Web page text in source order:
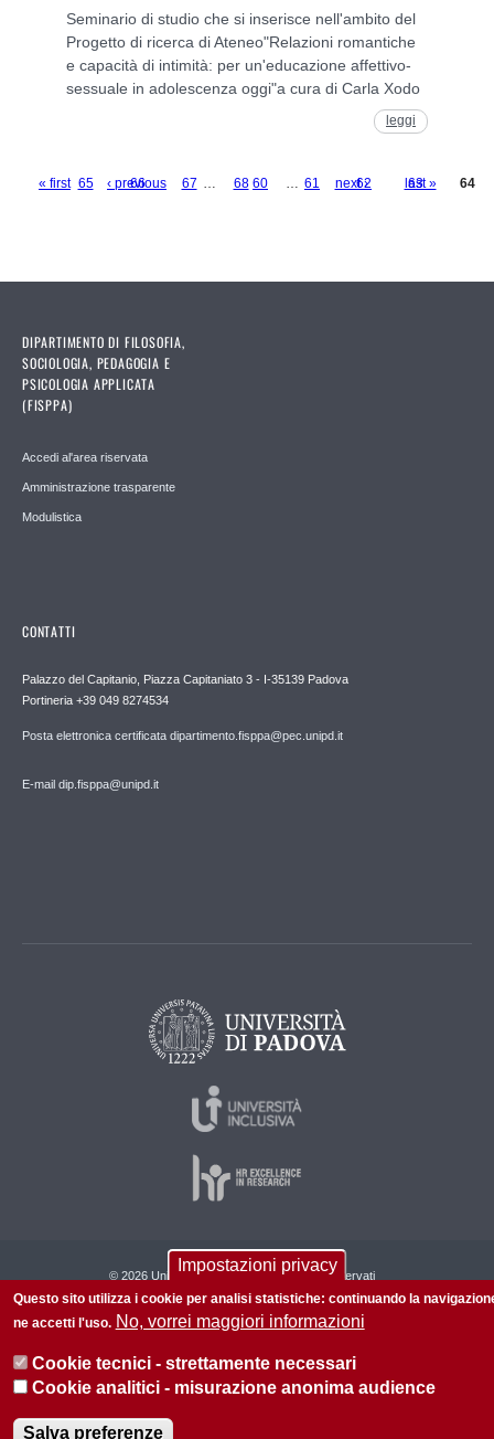
Seminario di studio che si inserisce nell'ambito del
Progetto di ricerca di Ateneo"Relazioni romantiche
e capacità di intimità: per un'educazione affettivo-
sessuale in adolescenza oggi"a cura di Carla Xodo
leggi
« first ‹ previous 60 61 62 63 64
65 66 67 68 next › last »
DIPARTIMENTO DI FILOSOFIA,
SOCIOLOGIA, PEDAGOGIA E
PSICOLOGIA APPLICATA
(FISPPA)
Accedi al'area riservata
Amministrazione trasparente
Modulistica
CONTATTI
Palazzo del Capitanio, Piazza Capitaniato 3 - I-35139 Padova
Portineria +39 049 8274534
Posta elettronica certificata dipartimento.fisppa@pec.unipd.it
E-mail dip.fisppa@unipd.it
© 2026 Università di Padova - Tutti i diritti riservati
P.I. 00742430283 C.F. 80006480281
Impostazioni privacy
Questo sito utilizza i cookie per analisi statistiche: continuando la
ne accetti l'uso. No, vorrei maggiori informazioni
Cookie tecnici - strettamente necessari
Cookie analitici - misurazione anonima audience
Salva preferenze